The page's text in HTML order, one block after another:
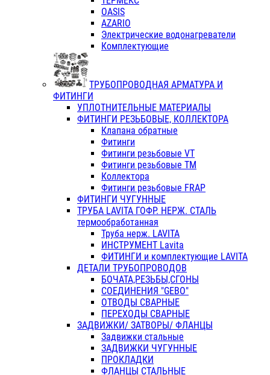
OASIS
AZARIO
Электрические водонагреватели
Комплектующие
ТРУБОПРОВОДНАЯ АРМАТУРА И
ФИТИНГИ
УПЛОТНИТЕЛЬНЫЕ МАТЕРИАЛЫ
ФИТИНГИ РЕЗЬБОВЫЕ, КОЛЛЕКТОРА
Клапана обратные
Фитинги
Фитинги резьбовые VT
Фитинги резьбовые ТМ
Коллектора
Фитинги резьбовые FRAP
ФИТИНГИ ЧУГУННЫЕ
ТРУБА LAVITA ГОФР. НЕРЖ. СТАЛЬ
термообработанная
Труба нерж. LAVITA
ИНСТРУМЕНТ Lavita
ФИТИНГИ и комплектующие LAVITA
ДЕТАЛИ ТРУБОПРОВОДОВ
БОЧАТА,РЕЗЬБЫ,СГОНЫ
СОЕДИНЕНИЯ "GEBO"
ОТВОДЫ СВАРНЫЕ
ПЕРЕХОДЫ СВАРНЫЕ
ЗАДВИЖКИ/ ЗАТВОРЫ/ ФЛАНЦЫ
Задвижки стальные
ЗАДВИЖКИ ЧУГУННЫЕ
ПРОКЛАДКИ
ФЛАНЦЫ СТАЛЬНЫЕ